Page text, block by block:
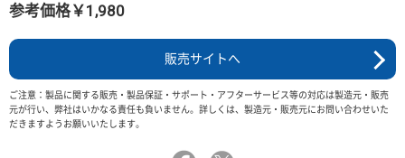
参考価格￥1,980
販売サイトへ
ご注意：製品に関する販売・製品保証・サポート・アフターサービス等の対応は製造元・販売
元が行い、弊社はいかなる責任も負いません。詳しくは、製造元・販売元にお問い合わせいた
だきますようお願いいたします。